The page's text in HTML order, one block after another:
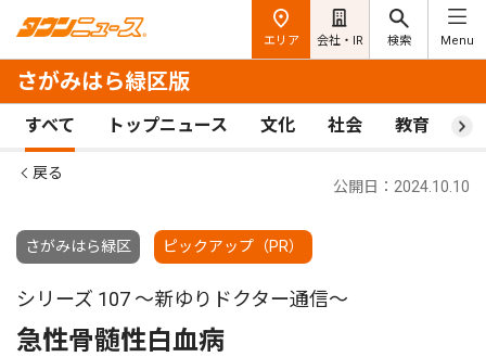
エリア 会社・IR 検索 Menu
さがみはら緑区版
すべて トップニュース 文化 社会 教育 ス
戻る
さがみはら緑区 ピックアップ（PR）
公開日：2024.10.10
シリーズ 107 〜新ゆりドクター通信〜
急性骨髄性白血病